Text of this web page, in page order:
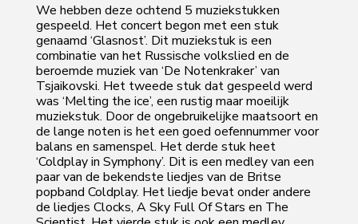
We hebben deze ochtend 5 muziekstukken
gespeeld. Het concert begon met een stuk
genaamd ‘Glasnost’. Dit muziekstuk is een
combinatie van het Russische volkslied en de
beroemde muziek van ‘De Notenkraker’ van
Tsjaikovski. Het tweede stuk dat gespeeld werd
was ‘Melting the ice’, een rustig maar moeilijk
muziekstuk. Door de ongebruikelijke maatsoort en
de lange noten is het een goed oefennummer voor
balans en samenspel. Het derde stuk heet
‘Coldplay in Symphony’. Dit is een medley van een
paar van de bekendste liedjes van de Britse
popband Coldplay. Het liedje bevat onder andere
de liedjes Clocks, A Sky Full Of Stars en The